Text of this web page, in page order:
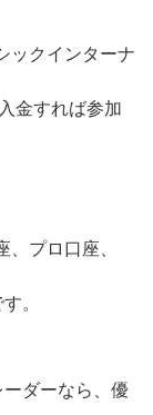
ックインターナ
金すれば参加
プロ口座、
。
ダーなら、優